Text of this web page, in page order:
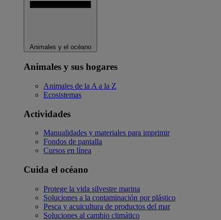
Animales y el océano
Animales y sus hogares
Animales de la A a la Z
Ecosistemas
Actividades
Manualidades y materiales para imprimir
Fondos de pantalla
Cursos en línea
Cuida el océano
Protege la vida silvestre marina
Soluciones a la contaminación por plástico
Pesca y acuicultura de productos del mar
Soluciones al cambio climático